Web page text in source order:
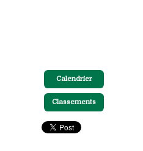
Calendrier
Classements